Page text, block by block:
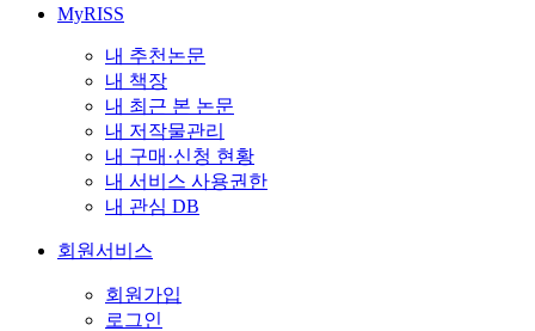
MyRISS
내 추천논문
내 책장
내 최근 본 논문
내 저작물관리
내 구매·신청 현황
내 서비스 사용권한
내 관심 DB
회원서비스
회원가입
로그인